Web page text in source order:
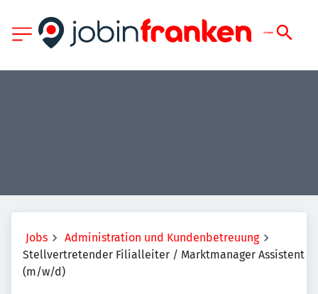
Jobs
Administration und Kundenbetreuung
Stellvertretender Filialleiter / Marktmanager Assistent
(m/w/d)